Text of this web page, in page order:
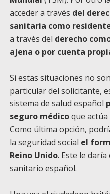
acceder a través del
sanitaria como residente
a través del derecho
ajena o por cuenta
Si estas situaciones no
particular del solicitante,
sistema de salud español
seguro médicoque actúa
Como última opción,
la seguridad social el
Reino Unido. Este le
sanitario español.